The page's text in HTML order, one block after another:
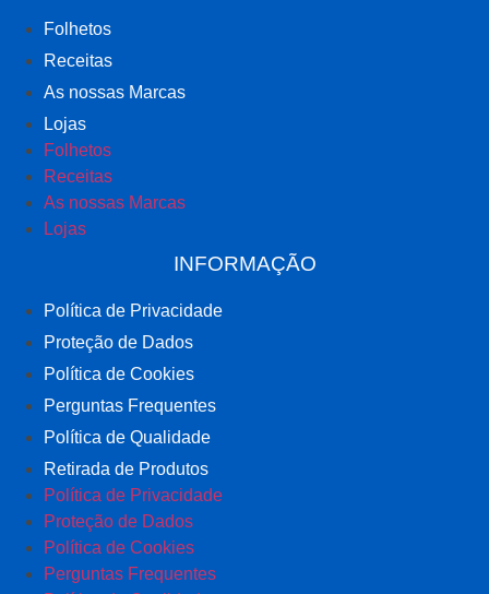
Folhetos
Receitas
As nossas Marcas
Lojas
Folhetos
Receitas
As nossas Marcas
Lojas
INFORMAÇÃO
Política de Privacidade
Proteção de Dados
Política de Cookies
Perguntas Frequentes
Política de Qualidade
Retirada de Produtos
Política de Privacidade
Proteção de Dados
Política de Cookies
Perguntas Frequentes